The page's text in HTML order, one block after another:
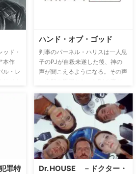
を操る
てい
見えな
て二
ド・
本作
ル・レ
前を
1で
への
ァイ
い詰
かけ
神障
される
ハンド・オブ・ゴッド
判事のパーネル・ハリスは一人息
子のPJが自殺未遂した後、神の
声が聞こえるようになる。その声
つけ断罪せよと彼に語りかける。
怪しい牧師に勢いづけられたパー
ネルは凶暴で前科のある熱心な信
者KDと手を組み、私的制裁に乗
り出す。
罪特
Dr. HOUSE －ドクター・